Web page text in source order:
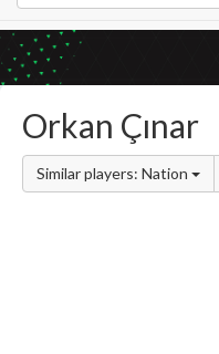
Orkan Çınar
Similar players: Nation